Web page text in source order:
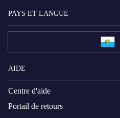
PAYS ET LANGUE
AIDE
Centre d'aide
Portail de retours